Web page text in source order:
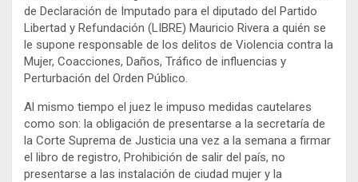
de Declaración de Imputado para el diputado del Partido
Libertad y Refundación (LIBRE) Mauricio Rivera a quién se
le supone responsable de los delitos de Violencia contra la
Mujer, Coacciones, Daños, Tráfico de influencias y
Perturbación del Orden Público.
Al mismo tiempo el juez le impuso medidas cautelares
como son: la obligación de presentarse a la secretaría de
la Corte Suprema de Justicia una vez a la semana a firmar
el libro de registro, Prohibición de salir del país, no
presentarse a las instalación de ciudad mujer y la